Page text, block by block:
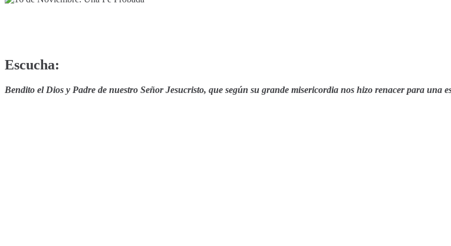
Escucha:
Bendito el Dios y Padre de nuestro Señor Jesucristo, que según su grande misericordia nos hizo renacer para una